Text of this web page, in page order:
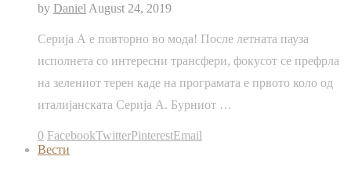
by Daniel August 24, 2019
Серија А е повторно во мода! После летната пауза
исполнета со интересни трансфери, фокусот се префрла
на зелениот терен каде на програмата е првото коло од
италијанската Серија А. Бурниот …
0 FacebookTwitterPinterestEmail
Вести